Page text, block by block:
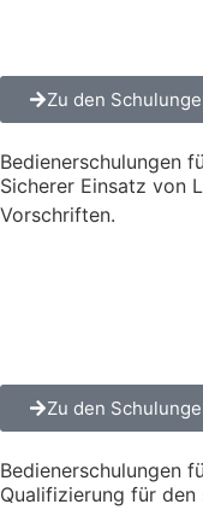
Zu den
Bedienerschulungen
Sicherer Einsatz von
Vorschriften.
Zu den
Bedienerschulungen
Qualifizierung für den